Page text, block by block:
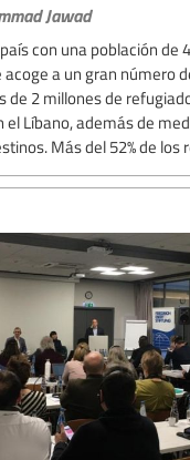
Jawad
con una población de
a un gran número
de 2 millones de
Líbano, además de
Más del 52% de los